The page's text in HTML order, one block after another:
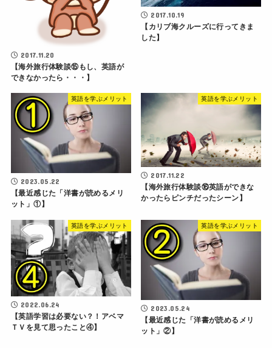
2017.11.20
【海外旅行体験談⑮もし、英語が
できなかったら・・・】
2017.10.19
【カリブ海クルーズに行ってきま
した】
英語を学ぶメリット
2023.05.22
【最近感じた「洋書が読めるメリ
ット」①】
英語を学ぶメリット
2017.11.22
【海外旅行体験談⑯英語ができな
かったらピンチだったシーン】
英語を学ぶメリット
2022.06.24
【英語学習は必要ない？！アベマ
ＴＶを見て思ったこと④】
英語を学ぶメリット
2023.05.24
【最近感じた「洋書が読めるメリ
ット」②】